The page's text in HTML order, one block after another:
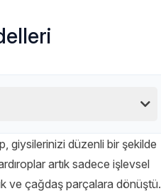
giysilerinizi düzenli bir şekilde
artık sadece işlevsel
ve çağdaş parçalara dönüştü.